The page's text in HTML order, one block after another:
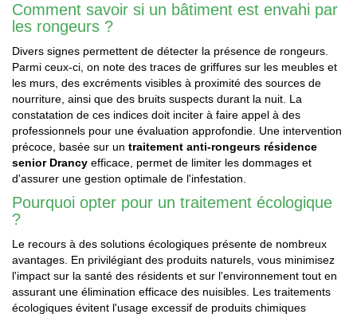
Comment savoir si un bâtiment est envahi par
les rongeurs ?
Divers signes permettent de détecter la présence de rongeurs.
Parmi ceux-ci, on note des traces de griffures sur les meubles et
les murs, des excréments visibles à proximité des sources de
nourriture, ainsi que des bruits suspects durant la nuit. La
constatation de ces indices doit inciter à faire appel à des
professionnels pour une évaluation approfondie. Une intervention
précoce, basée sur un traitement anti-rongeurs résidence
senior Drancy efficace, permet de limiter les dommages et
d'assurer une gestion optimale de l'infestation.
Pourquoi opter pour un traitement écologique
?
Le recours à des solutions écologiques présente de nombreux
avantages. En privilégiant des produits naturels, vous minimisez
l'impact sur la santé des résidents et sur l'environnement tout en
assurant une élimination efficace des nuisibles. Les traitements
écologiques évitent l'usage excessif de produits chimiques